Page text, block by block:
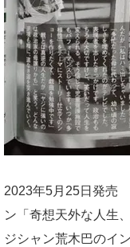
2023年5月25日発売
ン「奇想天外な人生
ジシャン荒木巴のイ